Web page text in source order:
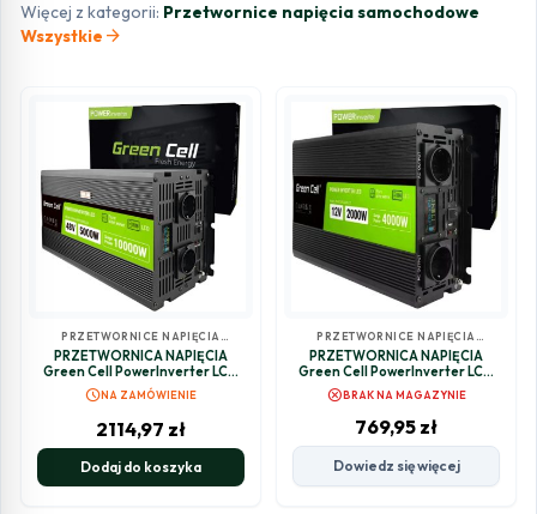
Więcej z kategorii: Przetwornice napięcia samochodowe
Wszystkie arrow_forward
PRZETWORNICE NAPIĘCIA
SAMOCHODOWE
PRZETWORNICA NAPIĘCIA
Green Cell PowerInverter LCD
48V / 230V 5000/10000W
CZYSTA SINUSOIDA
scheduleNA ZAMÓWIENIE
2114,97 zł
Dodaj do koszyka
PRZETWORNICE NAPIĘCIA
SAMOCHODOWE
PRZETWORNICA NAPIĘCIA
Green Cell PowerInverter LCD
12V / 230V 2000W/4000W
CZYSTA SINUSOIDA
cancelBRAK NA MAGAZYNIE
769,95 zł
Dowiedz się więcej